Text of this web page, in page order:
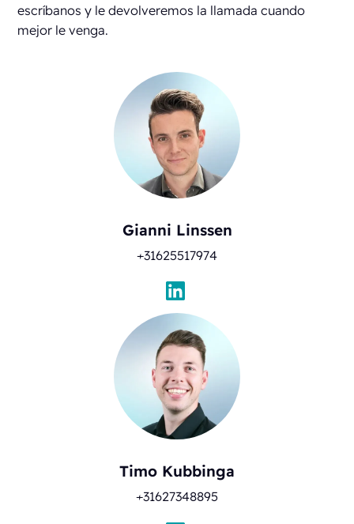
escríbanos y le devolveremos la llamada cuando
mejor le venga.
Gianni Linssen
+31625517974
Timo Kubbinga
+31627348895